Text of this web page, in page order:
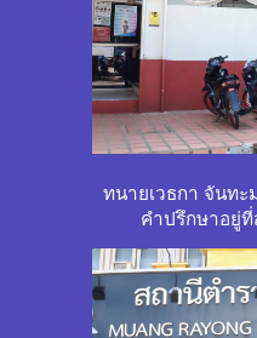
ทนายเวธกา จันท
คำปรึกษาอยู่ที่